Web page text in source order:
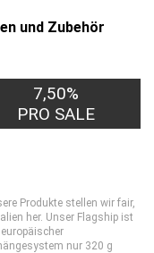
und Zubehör
7,50%
PRO SALE
Produkte stellen wir fair,
her. Unser Flagship ist
nur 320 g